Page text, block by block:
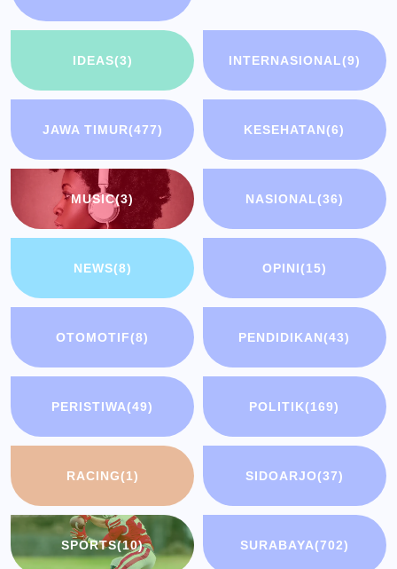
IDEAS(3) INTERNASIONAL(9)
JAWA TIMUR(477) KESEHATAN(6)
MUSIC(3) NASIONAL(36)
NEWS(8) OPINI(15)
OTOMOTIF(8) PENDIDIKAN(43)
PERISTIWA(49) POLITIK(169)
RACING(1) SIDOARJO(37)
SPORTS(10) SURABAYA(702)